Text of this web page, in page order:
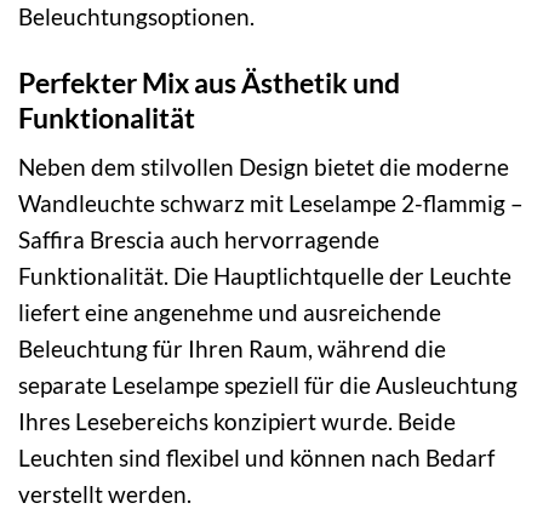
Beleuchtungsoptionen.
Perfekter Mix aus Ästhetik und
Funktionalität
Neben dem stilvollen Design bietet die moderne
Wandleuchte schwarz mit Leselampe 2-flammig –
Saffira Brescia auch hervorragende
Funktionalität. Die Hauptlichtquelle der Leuchte
liefert eine angenehme und ausreichende
Beleuchtung für Ihren Raum, während die
separate Leselampe speziell für die Ausleuchtung
Ihres Lesebereichs konzipiert wurde. Beide
Leuchten sind flexibel und können nach Bedarf
verstellt werden.